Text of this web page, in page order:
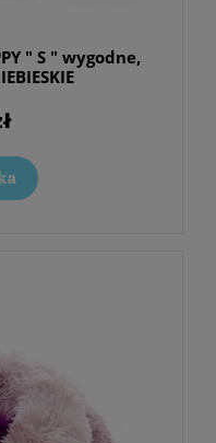
" S " wygodne,